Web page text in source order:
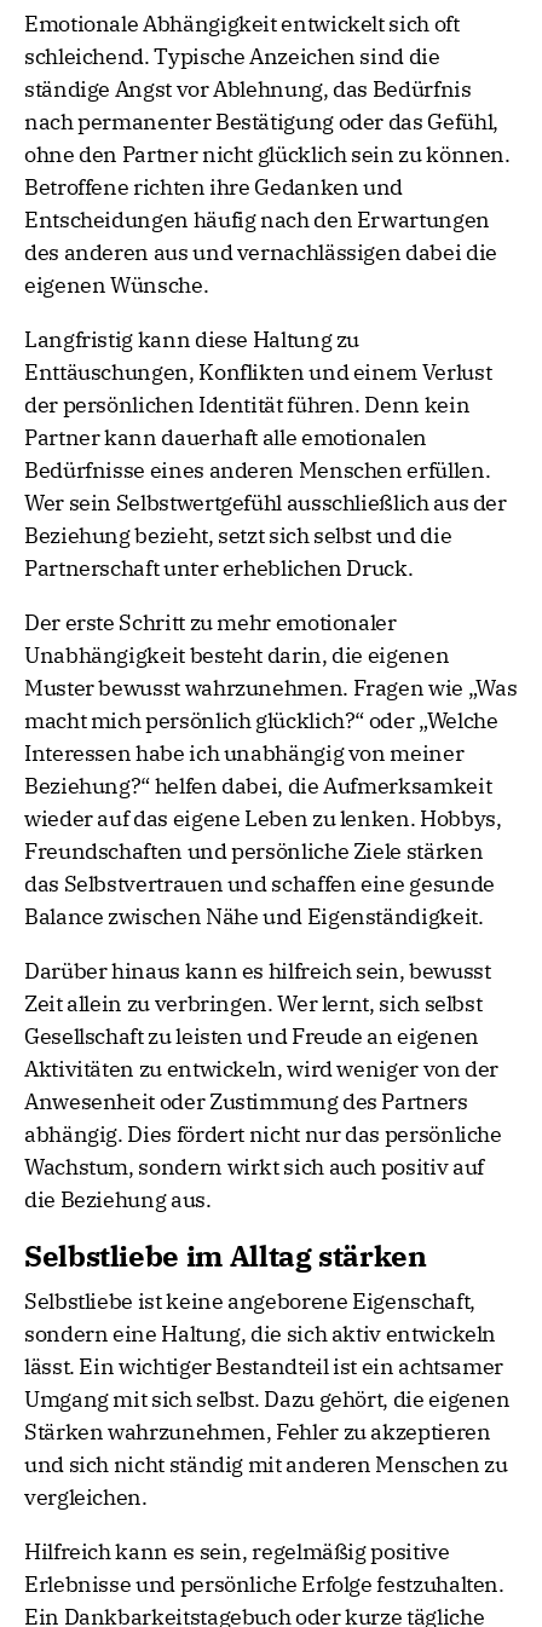
Emotionale Abhängigkeit entwickelt sich oft
schleichend. Typische Anzeichen sind die
ständige Angst vor Ablehnung, das Bedürfnis
nach permanenter Bestätigung oder das Gefühl,
ohne den Partner nicht glücklich sein zu können.
Betroffene richten ihre Gedanken und
Entscheidungen häufig nach den Erwartungen
des anderen aus und vernachlässigen dabei die
eigenen Wünsche.
Langfristig kann diese Haltung zu
Enttäuschungen, Konflikten und einem Verlust
der persönlichen Identität führen. Denn kein
Partner kann dauerhaft alle emotionalen
Bedürfnisse eines anderen Menschen erfüllen.
Wer sein Selbstwertgefühl ausschließlich aus der
Beziehung bezieht, setzt sich selbst und die
Partnerschaft unter erheblichen Druck.
Der erste Schritt zu mehr emotionaler
Unabhängigkeit besteht darin, die eigenen
Muster bewusst wahrzunehmen. Fragen wie „Was
macht mich persönlich glücklich?“ oder „Welche
Interessen habe ich unabhängig von meiner
Beziehung?“ helfen dabei, die Aufmerksamkeit
wieder auf das eigene Leben zu lenken. Hobbys,
Freundschaften und persönliche Ziele stärken
das Selbstvertrauen und schaffen eine gesunde
Balance zwischen Nähe und Eigenständigkeit.
Darüber hinaus kann es hilfreich sein, bewusst
Zeit allein zu verbringen. Wer lernt, sich selbst
Gesellschaft zu leisten und Freude an eigenen
Aktivitäten zu entwickeln, wird weniger von der
Anwesenheit oder Zustimmung des Partners
abhängig. Dies fördert nicht nur das persönliche
Wachstum, sondern wirkt sich auch positiv auf
die Beziehung aus.
Selbstliebe im Alltag stärken
Selbstliebe ist keine angeborene Eigenschaft,
sondern eine Haltung, die sich aktiv entwickeln
lässt. Ein wichtiger Bestandteil ist ein achtsamer
Umgang mit sich selbst. Dazu gehört, die eigenen
Stärken wahrzunehmen, Fehler zu akzeptieren
und sich nicht ständig mit anderen Menschen zu
vergleichen.
Hilfreich kann es sein, regelmäßig positive
Erlebnisse und persönliche Erfolge festzuhalten.
Ein Dankbarkeitstagebuch oder kurze tägliche